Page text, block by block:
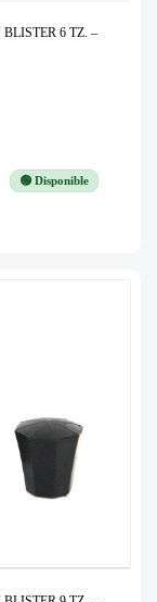
6 TZ. –
🟢 Disponible